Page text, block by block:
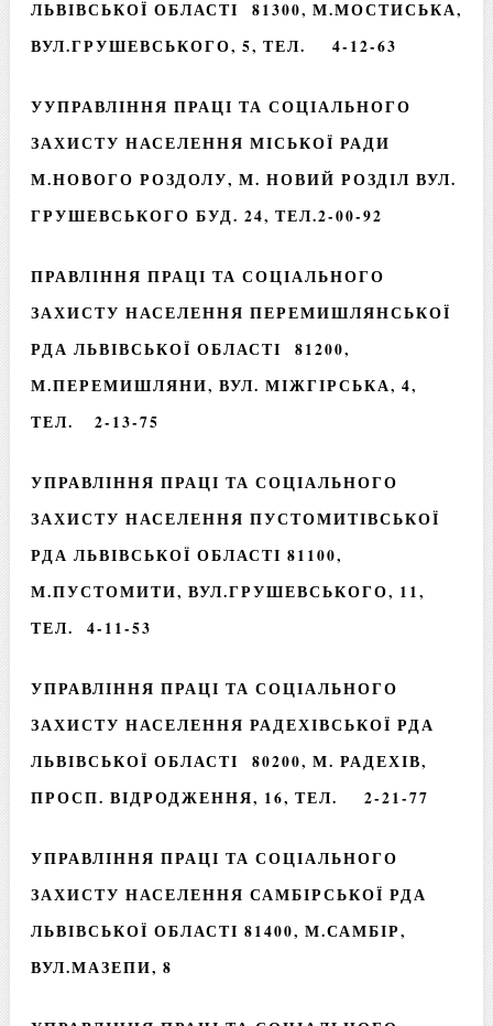
ЛЬВІВСЬКОЇ ОБЛАСТІ 81300, М.МОСТИСЬКА,
ВУЛ.ГРУШЕВСЬКОГО, 5, ТЕЛ. 4-12-63
УУПРАВЛІННЯ ПРАЦІ ТА СОЦІАЛЬНОГО
ЗАХИСТУ НАСЕЛЕННЯ МІСЬКОЇ РАДИ
М.НОВОГО РОЗДОЛУ, М. НОВИЙ РОЗДІЛ ВУЛ.
ГРУШЕВСЬКОГО БУД. 24, ТЕЛ.2-00-92
ПРАВЛІННЯ ПРАЦІ ТА СОЦІАЛЬНОГО
ЗАХИСТУ НАСЕЛЕННЯ ПЕРЕМИШЛЯНСЬКОЇ
РДА ЛЬВІВСЬКОЇ ОБЛАСТІ 81200,
М.ПЕРЕМИШЛЯНИ, ВУЛ. МІЖГІРСЬКА, 4,
ТЕЛ. 2-13-75
УПРАВЛІННЯ ПРАЦІ ТА СОЦІАЛЬНОГО
ЗАХИСТУ НАСЕЛЕННЯ ПУСТОМИТІВСЬКОЇ
РДА ЛЬВІВСЬКОЇ ОБЛАСТІ 81100,
М.ПУСТОМИТИ, ВУЛ.ГРУШЕВСЬКОГО, 11,
ТЕЛ. 4-11-53
УПРАВЛІННЯ ПРАЦІ ТА СОЦІАЛЬНОГО
ЗАХИСТУ НАСЕЛЕННЯ РАДЕХІВСЬКОЇ РДА
ЛЬВІВСЬКОЇ ОБЛАСТІ 80200, М. РАДЕХІВ,
ПРОСП. ВІДРОДЖЕННЯ, 16, ТЕЛ. 2-21-77
УПРАВЛІННЯ ПРАЦІ ТА СОЦІАЛЬНОГО
ЗАХИСТУ НАСЕЛЕННЯ САМБІРСЬКОЇ РДА
ЛЬВІВСЬКОЇ ОБЛАСТІ 81400, М.САМБІР,
ВУЛ.МАЗЕПИ, 8